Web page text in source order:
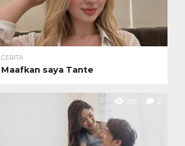
CERITA
Maafkan saya Tante
193 2